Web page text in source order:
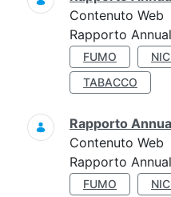
Contenuto Web
Rapporto
FUMO
TABACCO
Rapporto
Contenuto Web
Rapporto
FUMO